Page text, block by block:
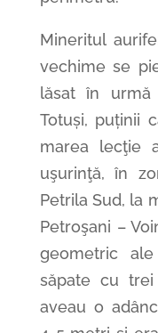
Mineritul
vechime se
lăsat în urmă
Totuși, puținii
marea lecţie
uşurinţă, în
Petrila Sud, la
Petroşani –
geometric
săpate cu
aveau o